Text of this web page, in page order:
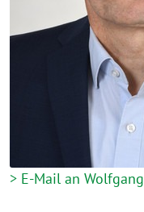
> E-Mail an Wolfgang